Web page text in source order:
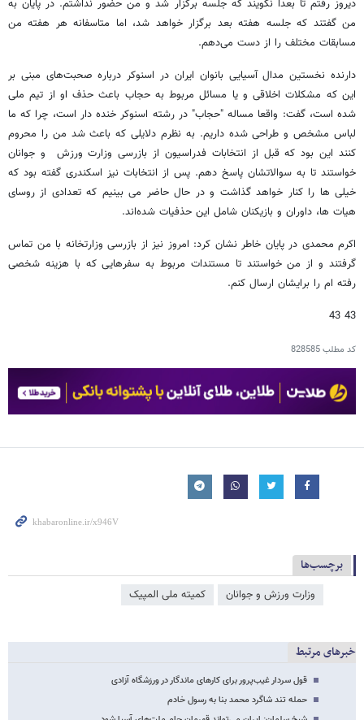
دیروز رفتم تا بعدا نگویند که جلسه برگزار شد و من حضور نداشتم. در پایان به
من گفتند که جلسه هفته‌ بعد برگزار خواهد شد، اما متاسفانه هر هفته‌ من
مسابقات مختلف را از دست می‌دهم.
دارنده نخستین مدال آسیایی بانوان ایران در اسنوکر درباره صحبت‌های مبنی بر
این که مشکلات اخلاقی و یا مسائل مربوط به حجاب باعث حذف او از تیم‌ ‌ملی
شده است، گفت‌: واقعا مساله "حجاب" در رشته اسنوکر خنده دار است، چرا که ما
لباس مشخص و طراحی شده داریم. به نظرم دلایلی که باعث شد من را محروم
کنند این بود که قبل از انتخابات فدراسیون از بازرسی وزارت ورزش و جوانان
خواستند تا به سوالاتشان پاسخ دهم. پس از انتخابات نیز اسکندری گفته بود که
خیلی ها را کنار خواهد گذاشت و در حال‌ حاضر می بینیم که تعدادی از روسای
هیات ها، داوران و بازیکنان شامل این حذفیات شده‌اند.
اکرم محمدی در پایان خاطر نشان کرد: امروز نیز از بازرسی وزارتخانه با من تماس
گرفتند و از من خواستند تا مستندات مربوط به سفرهایی که با هزینه شخصی
رفته ام را برایشان ارسال کنم.
43 43
کد مطلب828585
برچسب‌ها
وزارت ورزش و جوانان کمیته ملی المپیک
خبرهای مرتبط
قول سردار غیب‌پرور برای کارهای ماندگار در ورزشگاه آزادی
حمله تند شاگرد محمد بنا به رسول خادم